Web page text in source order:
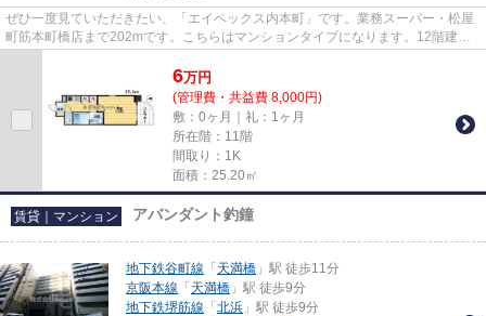
ぜひ一度見ていただきたい、「エイペックス内本町」です。業務スーパー・松屋
町筋本町橋店まで202mです。こちらはマンションタイプになります。12階建て
6万円
(管理費・共益費 8,000円)
敷：0ヶ月｜礼：1ヶ月
所在階：11階
間取り：1K
面積：25.20㎡
賃貸｜マンション アバンダント釣鐘
地下鉄谷町線 「 天満橋 」駅 徒歩11分
京阪本線 「 天満橋 」駅 徒歩9分
地下鉄堺筋線 「 北浜 」駅 徒歩9分